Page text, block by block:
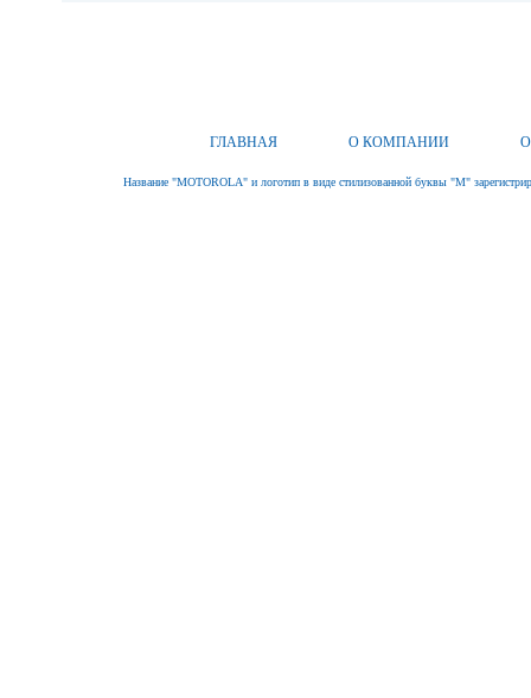
ГЛАВНАЯ О КОМПАНИИ
Название "MOTOROLA" и логотип в виде стилизованной буквы "M"